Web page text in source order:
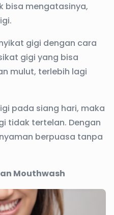
bisa mengatasinya,
gigi dengan cara
gigi yang bisa
mulut, terlebih lagi
pada siang hari, maka
tidak tertelan. Dengan
berpuasa tanpa
Mouthwash